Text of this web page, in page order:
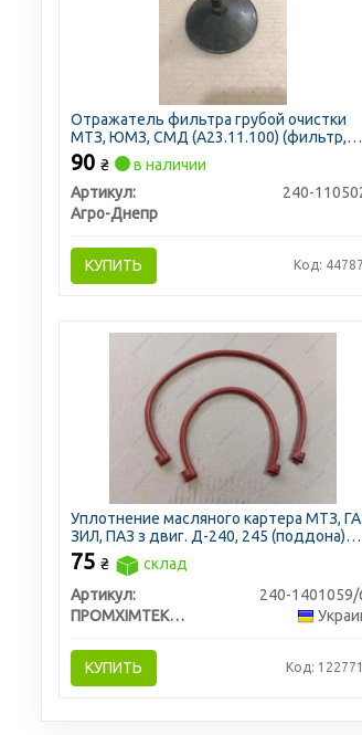
Отражатель фильтра грубой очистки
МТЗ, ЮМЗ, СМД (А23.11.100) (фильтр,
сетка) (пр-во Украина)
90 ₴
в наличии
Артикул:
240-
Агро-Днепр
КУПИТЬ Код:
Уплотнение масляного картера МТЗ,
ЗИЛ, ПАЗ з двиг. Д-240, 245 (поддона)
переднее + заднее (ПХТ, Украина)
75 ₴
склад
Артикул:
240-1401059/
ПРОМХІМТЕКС ТОВ
КУПИТЬ Код: